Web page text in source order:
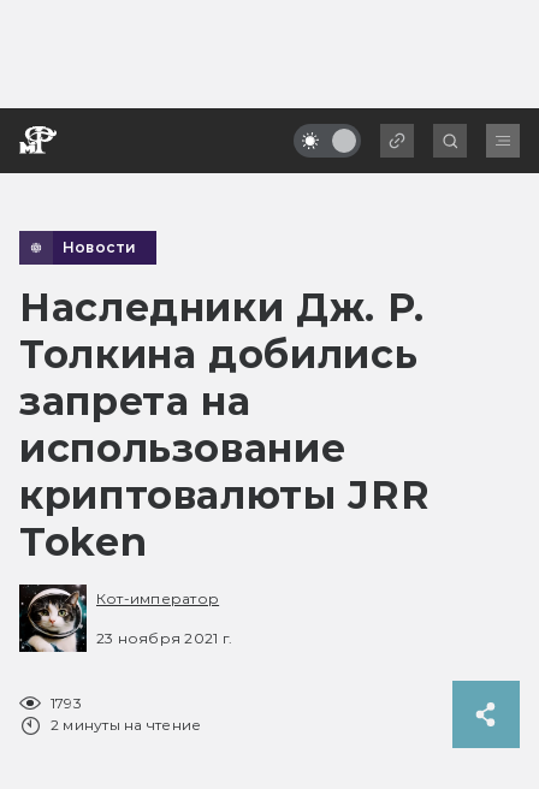
Новости
Наследники Дж. Р.
Толкина добились
запрета на
использование
криптовалюты JRR
Token
Кот-император
23 ноября 2021 г.
1793
2 минуты на чтение